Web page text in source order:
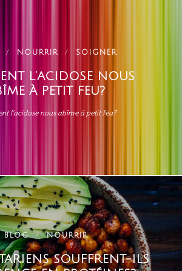
NOURRIR SOIGNER
L’ACIDOSE NOUS
À PETIT FEU?
l'acidose nous abîme à petit feu?
BLOG NOURRIR
SOUFFRENT-ILS